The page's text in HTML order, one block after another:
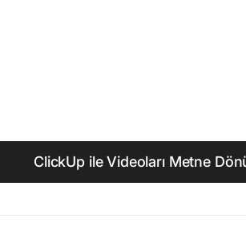
ClickUp ile Videoları Metne